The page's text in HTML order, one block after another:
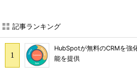
記事ランキング
HubSpotが無料のCRMを強
能を提供